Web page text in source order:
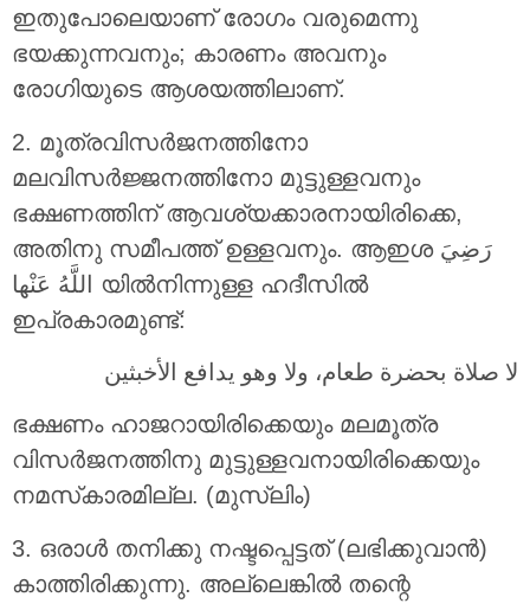
ഇതുപോലെയാണ് രോഗം വരുമെന്നു
ഭയക്കുന്നവനും; കാരണം അവനും
രോഗിയുടെ ആശയത്തിലാണ്.
2. മൂത്രവിസർജനത്തിനോ
മലവിസർജ്ജനത്തിനോ മുട്ടുള്ളവനും
ഭക്ഷണത്തിന് ആവശ്യക്കാരനായിരിക്കെ,
അതിനു സമീപത്ത് ഉള്ളവനും. ആഇശ رَضِيَ
اللَّهُ عَنْها യിൽനിന്നുള്ള ഹദീസിൽ
ഇപ്രകാരമുണ്ട്:
لا صلاة بحضرة طعام، ولا وهو يدافع الأخبثين
ഭക്ഷണം ഹാജറായിരിക്കെയും മലമൂത്ര
വിസർജനത്തിനു മുട്ടുള്ളവനായിരിക്കെയും
നമസ്‌കാരമില്ല. (മുസ്ലിം)
3. ഒരാൾ തനിക്കു നഷ്ടപ്പെട്ടത് (ലഭിക്കുവാൻ)
കാത്തിരിക്കുന്നു. അല്ലെങ്കിൽ തന്റെ